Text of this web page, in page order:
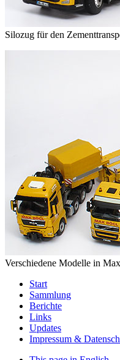
Silozug für den
Verschiedene Modelle in
Start
Sammlung
Berichte
Links
Updates
Impressum &